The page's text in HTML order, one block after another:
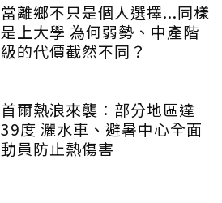
當離鄉不只是個人選擇...同樣
是上大學 為何弱勢、中產階
級的代價截然不同？
首爾熱浪來襲：部分地區達
39度 灑水車、避暑中心全面
動員防止熱傷害